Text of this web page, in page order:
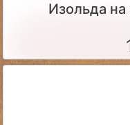
Изольда